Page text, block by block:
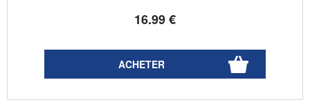
16.99€